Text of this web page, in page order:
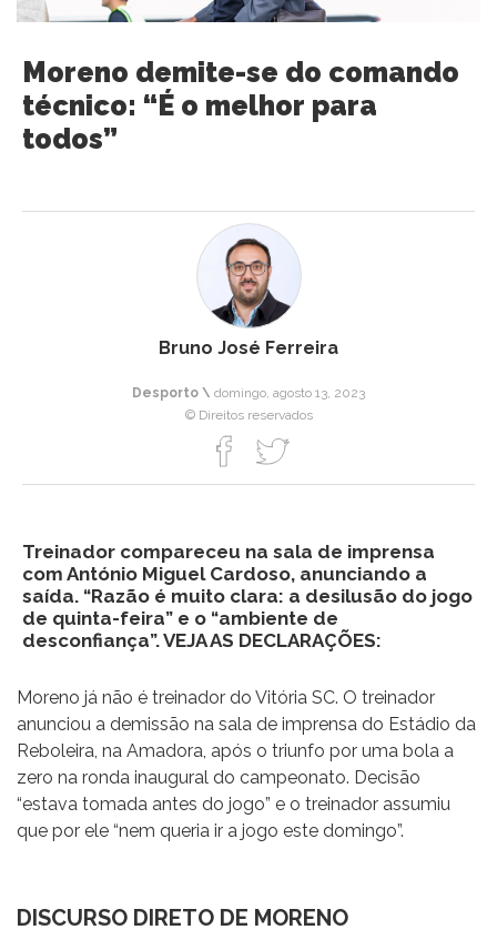
Moreno demite-se do comando
técnico: “É o melhor para
todos”
Bruno José Ferreira
Desporto \ domingo, agosto 13, 2023
© Direitos reservados
Treinador compareceu na sala de imprensa
com António Miguel Cardoso, anunciando a
saída. “Razão é muito clara: a desilusão do jogo
de quinta-feira” e o “ambiente de
desconfiança”. VEJA AS DECLARAÇÕES:
Moreno já não é treinador do Vitória SC. O treinador
anunciou a demissão na sala de imprensa do Estádio da
Reboleira, na Amadora, após o triunfo por uma bola a
zero na ronda inaugural do campeonato. Decisão
“estava tomada antes do jogo” e o treinador assumiu
que por ele “nem queria ir a jogo este domingo”.
DISCURSO DIRETO DE MORENO